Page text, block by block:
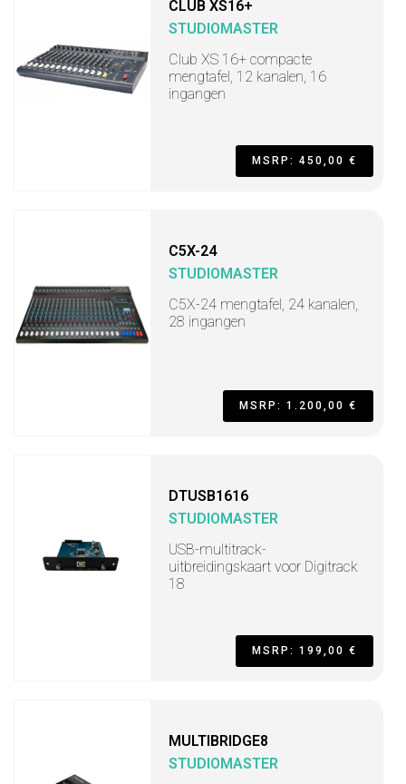
CLUB XS16+
STUDIOMASTER
Club XS 16+ compacte
mengtafel, 12 kanalen, 16
ingangen
MSRP: 450,00 €
C5X-24
STUDIOMASTER
C5X-24 mengtafel, 24 kanalen,
28 ingangen
MSRP: 1.200,00 €
DTUSB1616
STUDIOMASTER
USB-multitrack-
uitbreidingskaart voor Digitrack
18
MSRP: 199,00 €
MULTIBRIDGE8
STUDIOMASTER